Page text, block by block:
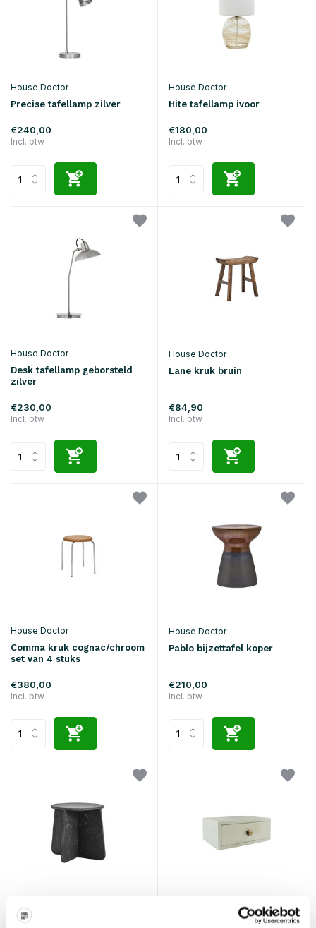
House Doctor
Precise tafellamp zilver
€240,00
Incl. btw
House Doctor
Hite tafellamp ivoor
€180,00
Incl. btw
House Doctor
Desk tafellamp geborsteld
zilver
€230,00
Incl. btw
House Doctor
Lane kruk bruin
€84,90
Incl. btw
House Doctor
Comma kruk cognac/chroom
set van 4 stuks
€380,00
Incl. btw
House Doctor
Pablo bijzettafel koper
€210,00
Incl. btw
House Doctor
Marb bijzettafel grijs
Bedsi bijzettafel/nachtkastje